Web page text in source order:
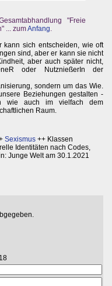
"Freie
... zumAnfang
kann sich entscheiden, wie oft
sind, aber er kann sie nicht
aber auch später nicht,
oder NutznießerIn der
sondern um das Wie.
Beziehungen gestalten -
wie auch im vielfach dem
Raum.
Sexismus ++ Klassen
Identitäten nach Codes,
Junge Welt am 30.1.2021